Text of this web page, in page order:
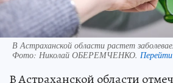
В Астраханской области растет
Фото: Николай ОБЕРЕМЧЕНКО.
В Астраханской области